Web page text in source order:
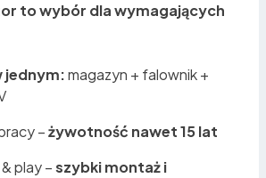
to wybór dla wymagających
jednym:magazyn + falownik +
–żywotność nawet 15 lat
play –szybki montaż i